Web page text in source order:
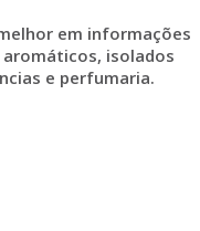
em informações
isolados
e perfumaria.